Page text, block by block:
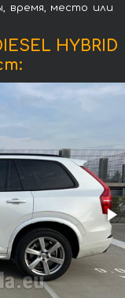
время, место или
HYBRID